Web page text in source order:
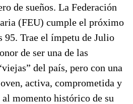
de sueños. La Federación
(FEU) cumple el próximo
95. Trae el ímpetu de Julio
de ser una de las
del país, pero con una
activa, comprometida y
al momento histórico de su